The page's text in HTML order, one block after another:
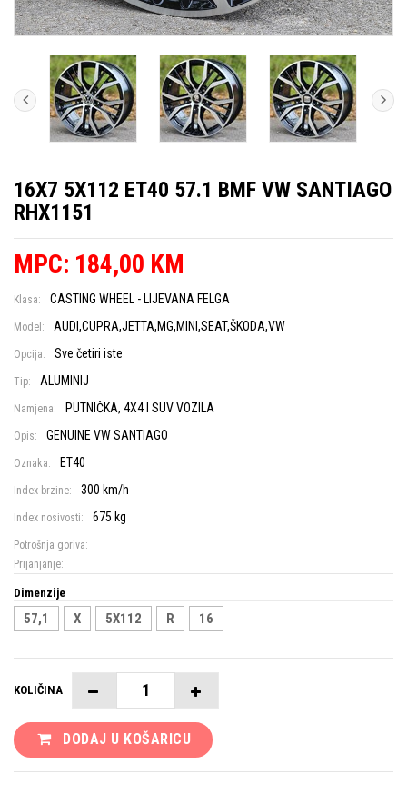
16X7 5X112 ET40 57.1 BMF VW SANTIAGO
RHX1151
MPC: 184,00 KM
Klasa: CASTING WHEEL - LIJEVANA FELGA
Model: AUDI,CUPRA,JETTA,MG,MINI,SEAT,ŠKODA,VW
Opcija: Sve četiri iste
Tip: ALUMINIJ
Namjena: PUTNIČKA, 4X4 I SUV VOZILA
Opis: GENUINE VW SANTIAGO
Oznaka: ET40
Index brzine: 300 km/h
Index nosivosti: 675 kg
Potrošnja goriva:
Prijanjanje:
Dimenzije
57,1 X 5X112 R 16
KOLIČINA
DODAJ U KOŠARICU